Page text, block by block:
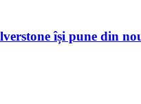
își pune din